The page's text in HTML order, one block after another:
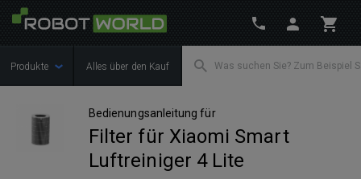
Produkte Alles über den Kauf
Bedienungsanleitung für
Filter für Xiaomi Smart
Luftreiniger 4 Lite